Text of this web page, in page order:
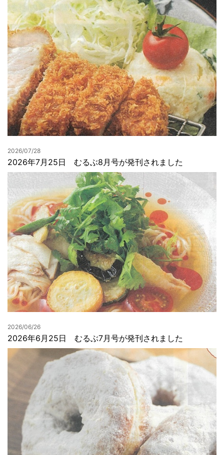
2026/07/28
2026年7月25日 むるぶ8月号が発刊されました
2026/06/26
2026年6月25日 むるぶ7月号が発刊されました